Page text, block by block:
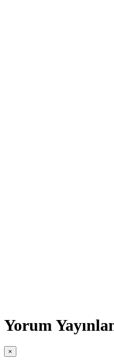
Yorum
×